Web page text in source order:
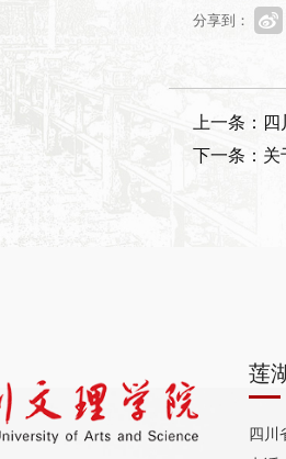
分享到：
上一条：
下一条：关
莲
四川